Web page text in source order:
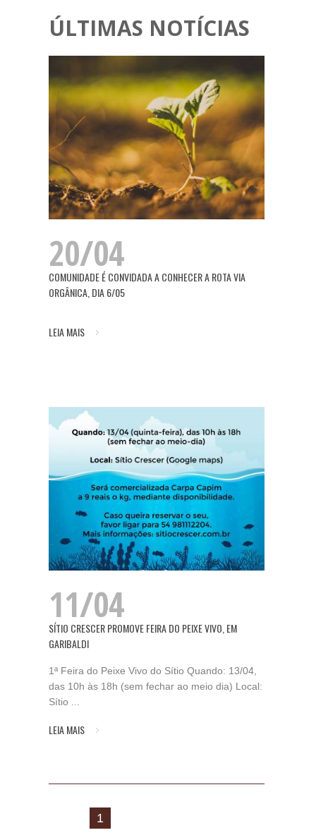
ÚLTIMAS NOTÍCIAS
20/04
COMUNIDADE É CONVIDADA A CONHECER A ROTA VIA
ORGÂNICA, DIA 6/05
LEIA MAIS
11/04
SÍTIO CRESCER PROMOVE FEIRA DO PEIXE VIVO, EM
GARIBALDI
1ª Feira do Peixe Vivo do Sítio Quando: 13/04,
das 10h às 18h (sem fechar ao meio dia) Local:
Sítio ...
LEIA MAIS
1